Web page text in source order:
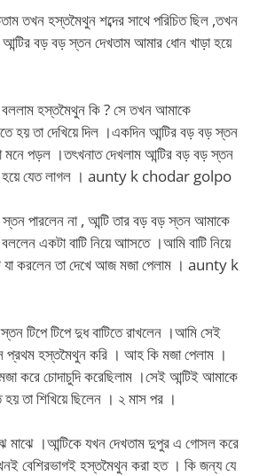
তখন হস্তমৈথুন শব্দের সাথে পরিচিত ছিল ,তখন
বড় বড় স্তন দেখতাম আমার ধোন খাড়া হয়ে
হস্তমৈথুন কি ? সে তখন আমাকে
হয় তা দেখিয়ে দিল ।একদিন আন্টির বড় বড় স্তন
মনে পড়ল ।তৎখনাত দেখলাম আন্টির বড় বড় স্তন
যেত লাগল । aunty k chodar golpo
স্তন পারলেন না , আন্টি তার বড় বড় স্তন আমাকে
একটা বাটি নিয়ে আাসতে ।আমি বাটি নিয়ে
যা করলেন তা দেখে আজ মজা পেলাম । aunty k
টিপে টিপে দুধ বাটিতে রাখলেন ।আমি সেই
প্রথম হস্তমৈথুন করি । আহ কি মজা পেলাম ।
করে চোদাচুদি করেছিলাম ।সেই আন্টিই আমাকে
হয় তা শিখিয়ে ছিলেন । ২ মাস পর ।
মাঝে ।আন্টিকে যখন দেখতাম দুপুর এ গোসল করে
বেশিরভাগই হস্তমৈথুন করা হত । কি জন্য যে